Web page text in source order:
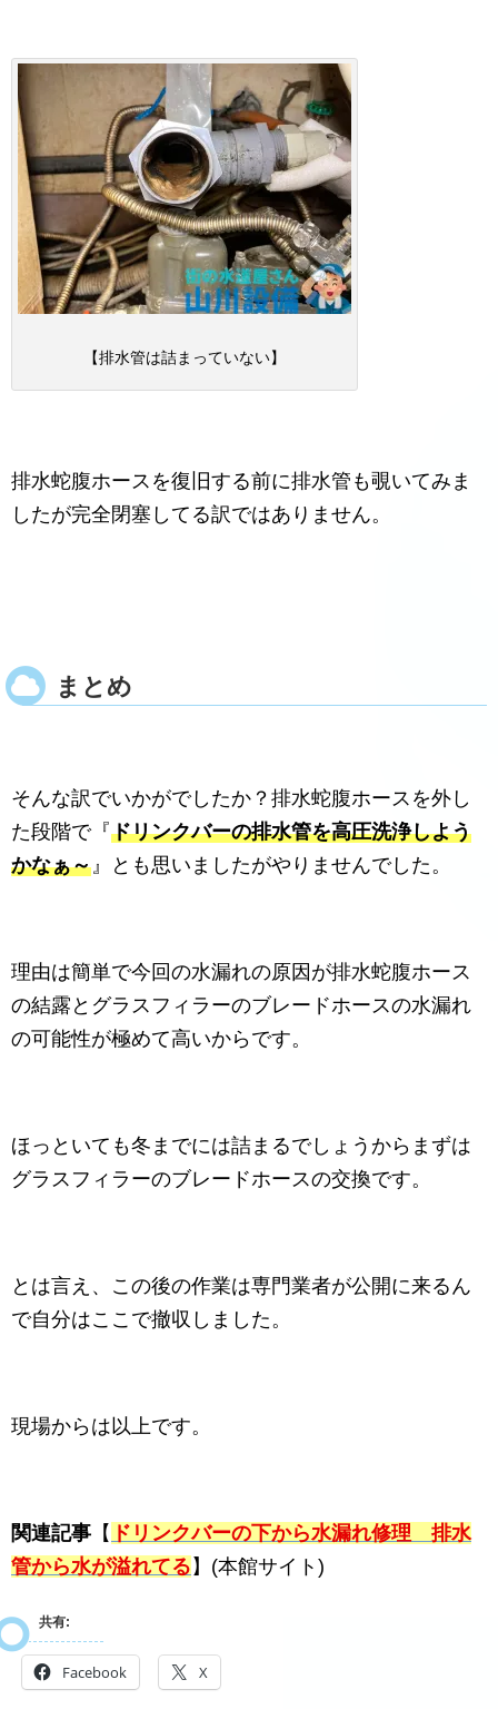
【排水管は詰まっていない】
排水蛇腹ホースを復旧する前に排水管も覗いてみま
したが完全閉塞してる訳ではありません。
まとめ
そんな訳でいかがでしたか？排水蛇腹ホースを外し
た段階で『ドリンクバーの排水管を高圧洗浄しよう
かなぁ～ 』とも思いましたがやりませんでした。
理由は簡単で今回の水漏れの原因が排水蛇腹ホース
の結露とグラスフィラーのブレードホースの水漏れ
の可能性が極めて高いからです。
ほっといても冬までには詰まるでしょうからまずは
グラスフィラーのブレードホースの交換です。
とは言え、この後の作業は専門業者が公開に来るん
で自分はここで撤収しました。
現場からは以上です。
関連記事 【 ドリンクバーの下から水漏れ修理 排水
管から水が溢れてる 】(本館サイト)
共有:
Facebook X